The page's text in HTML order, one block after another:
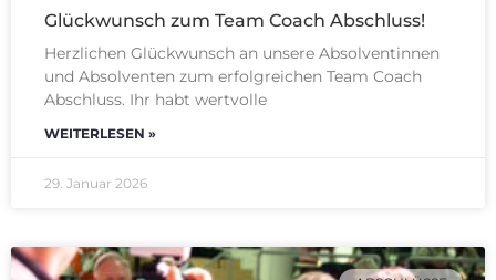
Glückwunsch zum Team Coach Abschluss!
Herzlichen Glückwunsch an unsere Absolventinnen
und Absolventen zum erfolgreichen Team Coach
Abschluss. Ihr habt wertvolle
WEITERLESEN »
29. Januar 2026